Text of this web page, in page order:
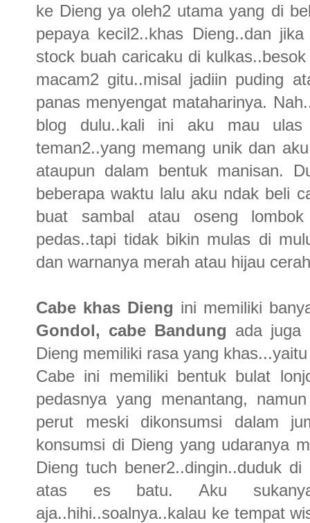
ke Dieng ya oleh2 utama yang di
pepaya kecil2..khas Dieng..dan
stock buah caricaku di
macam2 gitu..misal jadiin puding
panas menyengat mataharinya.
blog dulu..kali ini aku mau
teman2..yang memang unik dan
ataupun dalam bentuk manisan.
beberapa waktu lalu aku ndak beli
buat sambal atau oseng lombok
pedas..tapi tidak bikin mulas di
dan warnanya merah atau hijau
Cabe khas Dieng ini memiliki
Gondol, cabe Bandung ada juga
Dieng memiliki rasa yang
Cabe ini memiliki bentuk bulat
pedasnya yang menantang,
perut meski dikonsumsi dalam
konsumsi di Dieng yang udaranya
Dieng tuch bener2..dingin..duduk
atas es batu. Aku
aja..hihi..soalnya..kalau ke tempat